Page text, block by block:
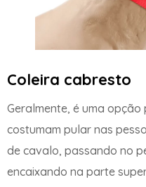
Coleira cabresto
Geralmente, é uma
costumam pular nas
de cavalo, passando no
encaixando na parte